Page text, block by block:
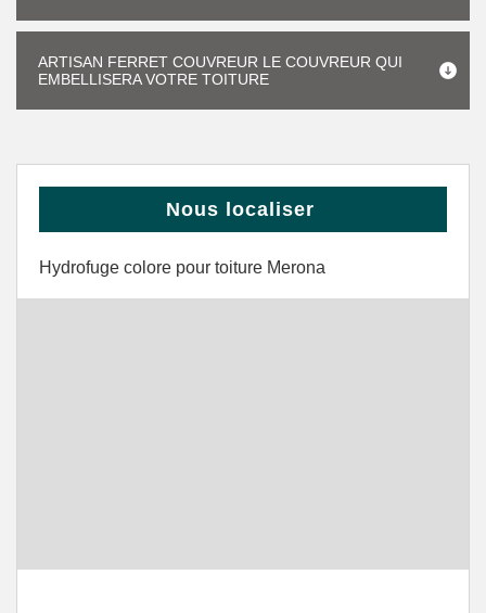
ARTISAN FERRET COUVREUR LE COUVREUR QUI
EMBELLISERA VOTRE TOITURE
Nous localiser
Hydrofuge colore pour toiture Merona